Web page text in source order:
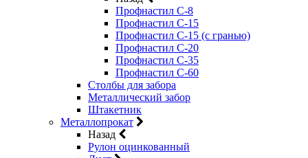
Профнастил С-8
Профнастил С-15
Профнастил С-15 (с гранью)
Профнастил С-20
Профнастил С-35
Профнастил С-60
Столбы для забора
Металлический забор
Штакетник
Металлопрокат
Назад
Рулон оцинкованный